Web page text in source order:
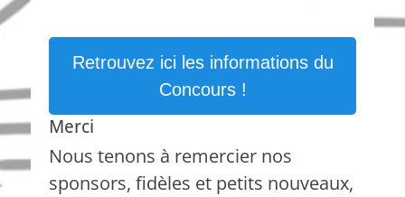
Retrouvez ici les informations du
Concours !
Merci
Nous tenons à remercier nos
sponsors, fidèles et petits nouveaux,